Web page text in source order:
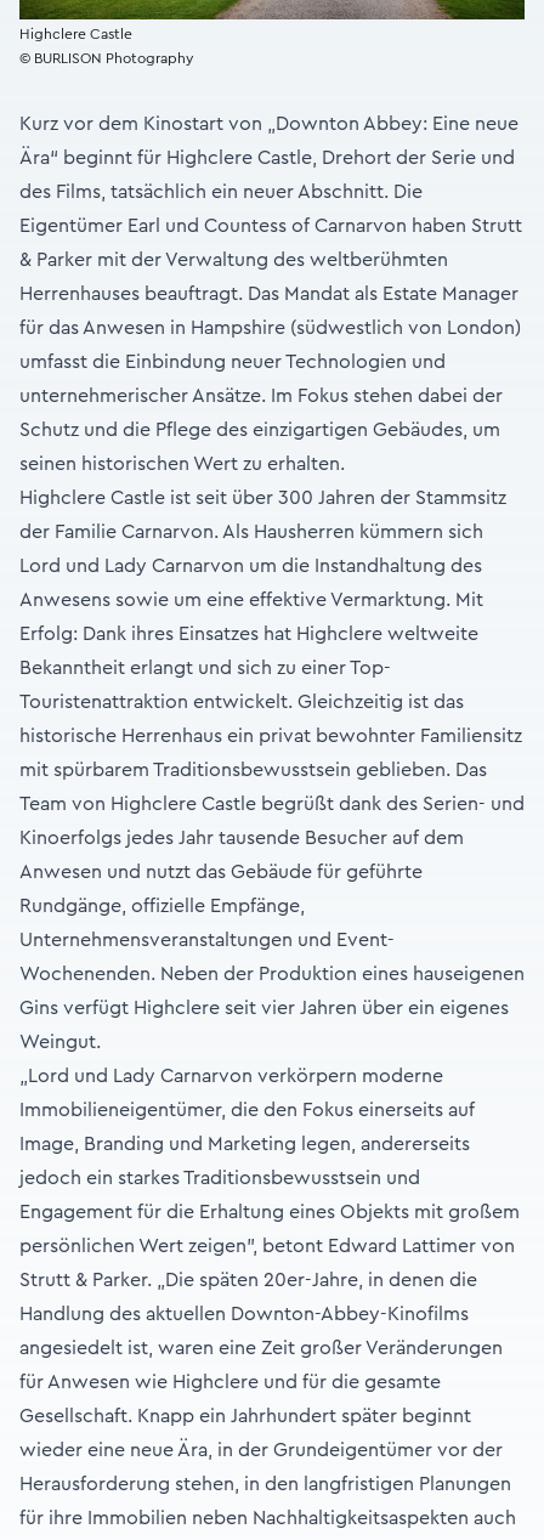
Highclere Castle
© BURLISON Photography
Kurz vor dem Kinostart von „Downton Abbey: Eine neue
Ära“ beginnt für Highclere Castle, Drehort der Serie und
des Films, tatsächlich ein neuer Abschnitt. Die
Eigentümer Earl und Countess of Carnarvon haben Strutt
& Parker mit der Verwaltung des weltberühmten
Herrenhauses beauftragt. Das Mandat als Estate Manager
für das Anwesen in Hampshire (südwestlich von London)
umfasst die Einbindung neuer Technologien und
unternehmerischer Ansätze. Im Fokus stehen dabei der
Schutz und die Pflege des einzigartigen Gebäudes, um
seinen historischen Wert zu erhalten.
Highclere Castle ist seit über 300 Jahren der Stammsitz
der Familie Carnarvon. Als Hausherren kümmern sich
Lord und Lady Carnarvon um die Instandhaltung des
Anwesens sowie um eine effektive Vermarktung. Mit
Erfolg: Dank ihres Einsatzes hat Highclere weltweite
Bekanntheit erlangt und sich zu einer Top-
Touristenattraktion entwickelt. Gleichzeitig ist das
historische Herrenhaus ein privat bewohnter Familiensitz
mit spürbarem Traditionsbewusstsein geblieben. Das
Team von Highclere Castle begrüßt dank des Serien- und
Kinoerfolgs jedes Jahr tausende Besucher auf dem
Anwesen und nutzt das Gebäude für geführte
Rundgänge, offizielle Empfänge,
Unternehmensveranstaltungen und Event-
Wochenenden. Neben der Produktion eines hauseigenen
Gins verfügt Highclere seit vier Jahren über ein eigenes
Weingut.
„Lord und Lady Carnarvon verkörpern moderne
Immobilieneigentümer, die den Fokus einerseits auf
Image, Branding und Marketing legen, andererseits
jedoch ein starkes Traditionsbewusstsein und
Engagement für die Erhaltung eines Objekts mit großem
persönlichen Wert zeigen”, betont Edward Lattimer von
Strutt & Parker. „Die späten 20er-Jahre, in denen die
Handlung des aktuellen Downton-Abbey-Kinofilms
angesiedelt ist, waren eine Zeit großer Veränderungen
für Anwesen wie Highclere und für die gesamte
Gesellschaft. Knapp ein Jahrhundert später beginnt
wieder eine neue Ära, in der Grundeigentümer vor der
Herausforderung stehen, in den langfristigen Planungen
für ihre Immobilien neben Nachhaltigkeitsaspekten auch